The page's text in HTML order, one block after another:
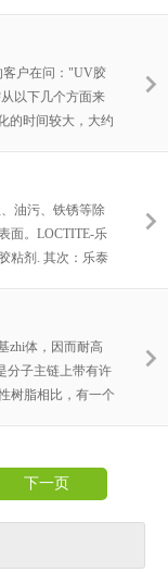
客户在问："UV胶
以下几个方面来
的时间较大，大约
。UV胶固化不受
油污、铁锈等除
面。LOCTITE-乐
粘剂. 其次：乐泰
以清洁接着表面。
，保证粘接的效
zhi体，因而耐高
子主链上带有许
树脂相比，有一个
，仍具有较好的胶
下一页